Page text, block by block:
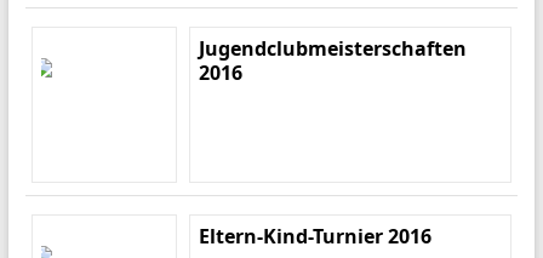
Jugendclubmeisterschaften
2016
Eltern-Kind-Turnier 2016